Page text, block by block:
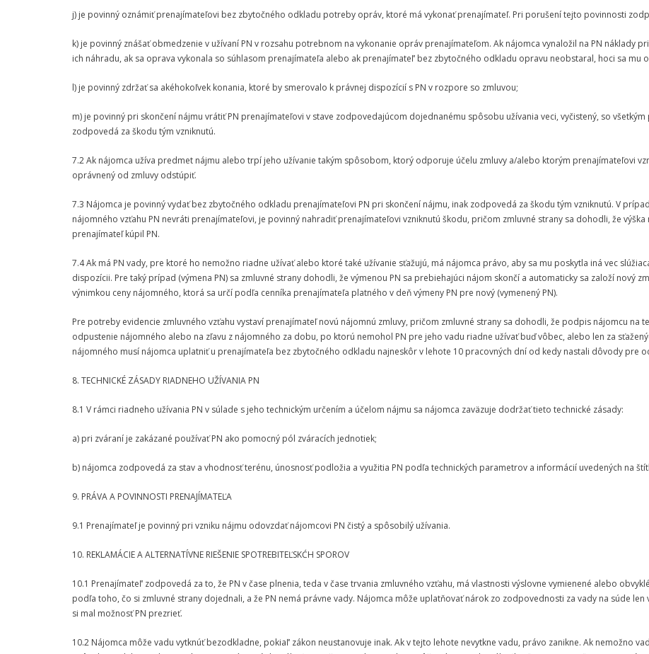
j) je povinný oznámiť prenajímateľovi bez zbytočného odkladu potreby opráv, ktoré má vykonať prenajímateľ. Pri porušení tejto povinnosti
k) je povinný znášať obmedzenie v užívaní PN v rozsahu potrebnom na vykonanie opráv prenajímateľom. Ak nájomca vynaložil na PN náklady
ich náhradu, ak sa oprava vykonala so súhlasom prenajímateľa alebo ak prenajímateľ‘ bez zbytočného odkladu opravu neobstaral, hoci sa mu
l) je povinný zdržať sa akéhokoľvek konania, ktoré by smerovalo k právnej dispozícií s PN v rozpore so zmluvou;
m) je povinný pri skončení nájmu vrátiť PN prenajímateľovi v stave zodpovedajúcom dojednanému spôsobu užívania veci, vyčistený, so
zodpovedá za škodu tým vzniknutú.
7.2 Ak nájomca užíva predmet nájmu alebo trpí jeho užívanie takým spôsobom, ktorý odporuje účelu zmluvy a/alebo ktorým prenajímateľovi
oprávnený od zmluvy odstúpiť.
7.3 Nájomca je povinný vydať bez zbytočného odkladu prenajímateľovi PN pri skončení nájmu, inak zodpovedá za škodu tým vzniknutú. V
nájomného vzťahu PN nevráti prenajímateľovi, je povinný nahradiť prenajímateľovi vzniknutú škodu, pričom zmluvné strany sa dohodli, že
prenajímateľ kúpil PN.
7.4 Ak má PN vady, pre ktoré ho nemožno riadne užívať alebo ktoré také užívanie sťažujú, má nájomca právo, aby sa mu poskytla iná vec
dispozícii. Pre taký prípad (výmena PN) sa zmluvné strany dohodli, že výmenou PN sa prebiehajúci nájom skončí a automaticky sa založí nový
výnimkou ceny nájomného, ktorá sa určí podľa cenníka prenajímateľa platného v deň výmeny PN pre nový (vymenený PN).
Pre potreby evidencie zmluvného vzťahu vystaví prenajímateľ novú nájomnú zmluvy, pričom zmluvné strany sa dohodli, že podpis nájomcu na
odpustenie nájomného alebo na zľavu z nájomného za dobu, po ktorú nemohol PN pre jeho vadu riadne užívať buď vôbec, alebo len za
nájomného musí nájomca uplatniť u prenajímateľa bez zbytočného odkladu najneskôr v lehote 10 pracovných dní od kedy nastali dôvody pre
8. TECHNICKÉ ZÁSADY RIADNEHO UŽÍVANIA PN
8.1 V rámci riadneho užívania PN v súlade s jeho technickým určením a účelom nájmu sa nájomca zaväzuje dodržať tieto technické zásady:
a) pri zváraní je zakázané používať PN ako pomocný pól zváracích jednotiek;
b) nájomca zodpovedá za stav a vhodnosť terénu, únosnosť podložia a využitia PN podľa technických parametrov a informácií uvedených na
9. PRÁVA A POVINNOSTI PRENAJÍMATEĽA
9.1 Prenajímateľ je povinný pri vzniku nájmu odovzdať nájomcovi PN čistý a spôsobilý užívania.
10. REKLAMÁCIE A ALTERNATÍVNE RIEŠENIE SPOTREBITEĽSKĆH SPOROV
10.1 Prenajímateľ‘ zodpovedá za to, že PN v čase plnenia, teda v čase trvania zmluvného vzťahu, má vlastnosti výslovne vymienené alebo
podľa toho, čo si zmluvné strany dojednali, a že PN nemá právne vady. Nájomca môže uplatňovať nárok zo zodpovednosti za vady na súde
si mal možnosť PN prezrieť.
10.2 Nájomca môže vadu vytknúť bezodkladne, pokiaľ‘ zákon neustanovuje inak. Ak v tejto lehote nevytkne vadu, právo zanikne. Ak nemožno